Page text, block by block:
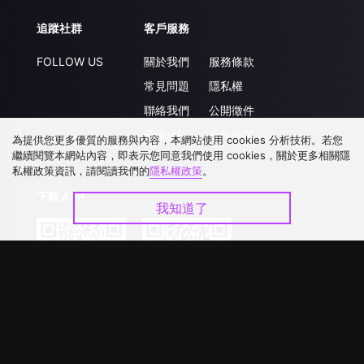
追蹤社群
FOLLOW US
客戶服務
關於我們
常見問題
聯絡我們
升級VIP
服務條款
隱私權
公開徵件
合作洽談
下載 APP
為提供您更多優質的服務與內容，本網站使用 cookies 分析技術。若您
繼續閱覽本網站內容，即表示您同意我們使用 cookies，關於更多相關隱
私權政策資訊，請閱讀我們的隱私權政策。
我知道了